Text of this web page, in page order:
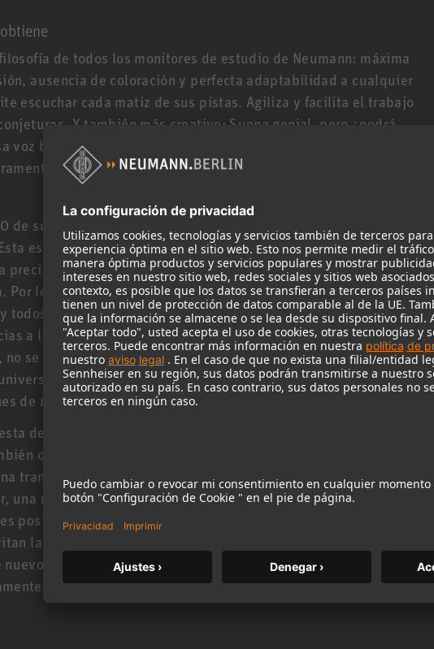
de todos los monitores de estudio de Neumann: máxima
ausencia de coloración y perfecta adaptabilidad a cualquier
escuchar cada matiz de sus pistas. Agiliza y facilita el trabajo
Y también más creativo: Suena genial, pero ¿podrá
voz brillante o sibilante? ¿Son los graves demasiado profundos?
de sus hermanos más pequeños es su respuesta de graves más
es casi tan baja como la del KH 310 de mayor tamaño, gracias
precisión de 6.5” del KH 150 en una caja bass reflex
Por lo tanto, el KH 150 es ideal para música urbana, EDM, bandas
todos los estilos que requieren unos graves ampliados y/o niveles
a los potentes amplificadores (145 W/100 W) y sofisticados
se pierde claridad ni siquiera con SPL altos. Pero el KH 150
funciona igual de bien con todo, desde rock hasta
de radiodifusión y trabajo de doblaje.
de frecuencia excepcionalmente lineal de 39 Hz a 21 kHz (±3
ofrece una respuesta de fase linealizada! Esto se traduce en
transparencia asombrosa, así como una precisión extrema en el
una reproducción precisa de los impulsos y unas reverberaciones
posible gracias a la electrónica controlada por DSP, cuyos
la distorsión de fase causada por los filtros analógicos. El DSP
estándares en consistencia tonal. ¡El KH 150 está fabricado
bajas de no más de ±0.8 dB! Por lo tanto: la imagen estéreo